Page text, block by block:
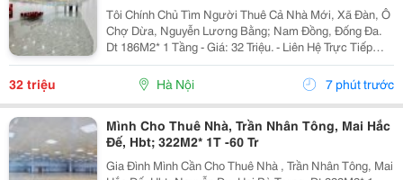
Tôi Chính Chủ Tìm Người Thuê Cả Nhà Mới, Xã Đàn, Ô
Chợ Dừa, Nguyễn Lương Bằng; Nam Đồng, Đống Đa.
Dt 186M2* 1 Tầng - Giá: 32 Triệu. - Liên Hệ Trực Tiếp
Chính Chủ: 0988289962 - Vỉa Hè Lớn, Mặt Tiền Rộng,
Thoáng. - Vị Trí Ngay Gần Ngã Ba, Khu Đông Dân...
32 triệu Hà Nội 7 phút trước
Mình Cho Thuê Nhà, Trần Nhân Tông, Mai Hắc
Đế, Hbt; 322M2* 1T -60 Tr
Gia Đình Mình Cần Cho Thuê Nhà , Trần Nhân Tông, Mai